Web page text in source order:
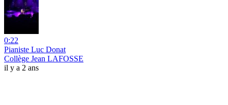
0:22
Pianiste Luc Donat
Collège Jean LAFOSSE
il y a 2 ans